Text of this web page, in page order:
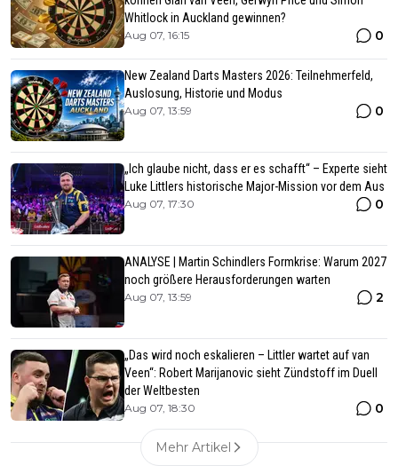
Whitlock in Auckland gewinnen?
Aug 07, 16:15 0
New Zealand Darts Masters 2026: Teilnehmerfeld,
Auslosung, Historie und Modus
Aug 07, 13:59 0
„Ich glaube nicht, dass er es schafft“ – Experte sieht
Luke Littlers historische Major-Mission vor dem Aus
Aug 07, 17:30 0
ANALYSE | Martin Schindlers Formkrise: Warum 2027
noch größere Herausforderungen warten
Aug 07, 13:59 2
„Das wird noch eskalieren – Littler wartet auf van
Veen“: Robert Marijanovic sieht Zündstoff im Duell
der Weltbesten
Aug 07, 18:30 0
Mehr Artikel